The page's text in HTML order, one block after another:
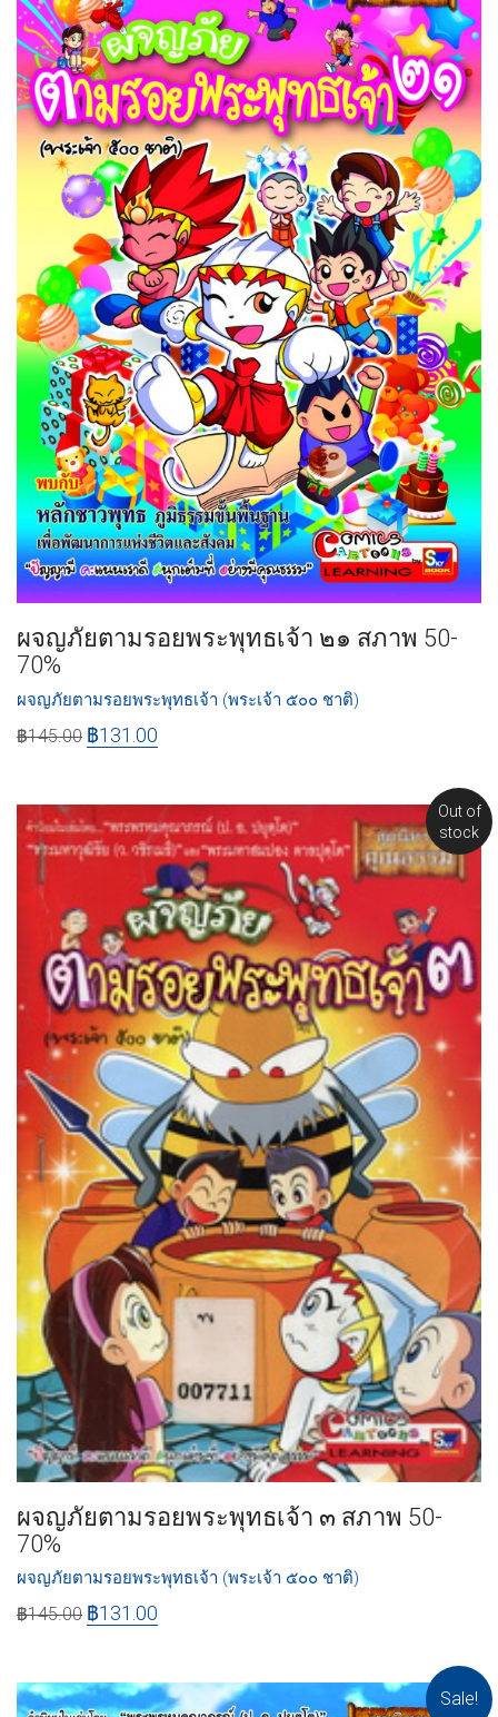
ผจญภัยตามรอยพระพุทธเจ้า ๒๑ สภาพ 50-
70%
ผจญภัยตามรอยพระพุทธเจ้า (พระเจ้า ๕๐๐ ชาติ)
฿145.00 ฿131.00
Out of
stock
ผจญภัยตามรอยพระพุทธเจ้า ๓ สภาพ 50-
70%
ผจญภัยตามรอยพระพุทธเจ้า (พระเจ้า ๕๐๐ ชาติ)
฿145.00 ฿131.00
Sale!